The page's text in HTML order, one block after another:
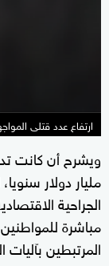
ارتفاع عدد قتلى
مليار دولار
الجراحية
مباشرة
المرتبطين بآليات